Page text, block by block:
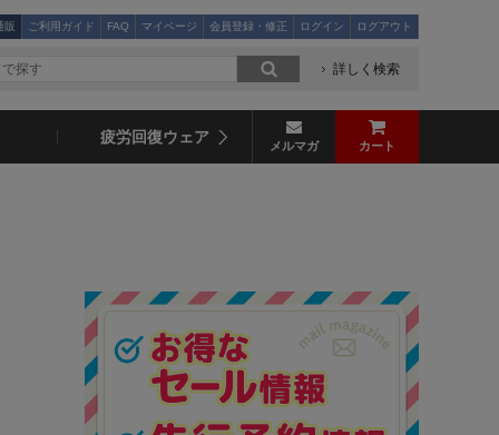
販 ご利用ガイド FAQ マイページ 会員登録・修正 ログイン ログアウト
詳しく検索
疲労回復ウェア メルマガ カート